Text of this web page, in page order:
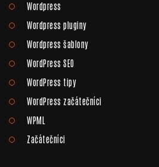
Wordpress
Wordpress pluginy
Wordpress šablony
WordPress SEO
WordPress tipy
WordPress začátečníci
WPML
Začátečníci